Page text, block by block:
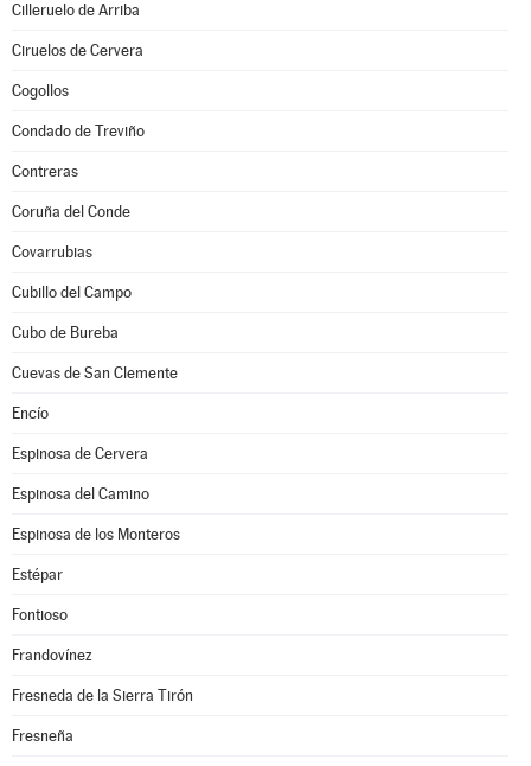
Cilleruelo de Arriba
Ciruelos de Cervera
Cogollos
Condado de Treviño
Contreras
Coruña del Conde
Covarrubias
Cubillo del Campo
Cubo de Bureba
Cuevas de San Clemente
Encío
Espinosa de Cervera
Espinosa del Camino
Espinosa de los Monteros
Estépar
Fontioso
Frandovínez
Fresneda de la Sierra Tirón
Fresneña